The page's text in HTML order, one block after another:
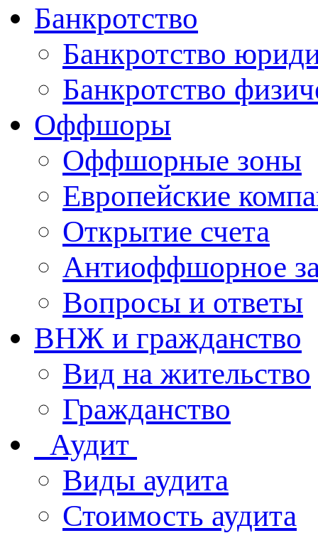
Банкротство
Банкротство
Банкротство
Оффшоры
Оффшорные зоны
Европейские
Открытие счета
Антиоффшорное
Вопросы и ответы
ВНЖ и гражданство
Вид на жительство
Гражданство
Аудит
Виды аудита
Стоимость аудита